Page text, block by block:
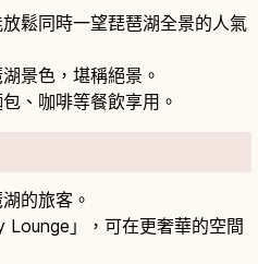
鬆同時一望琵琶湖全景的人氣
景色，堪稱絕景。
、咖啡等餐飲享用。
的旅客。
Lounge」，可在更奢華的空間